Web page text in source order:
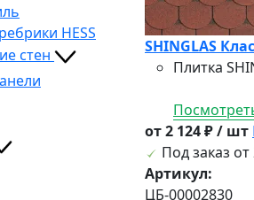
HESS
стен
SHINGLAS
Плитка
от 2 124 ₽ / шт
Под заказ от
Артикул:
ЦБ-00002830